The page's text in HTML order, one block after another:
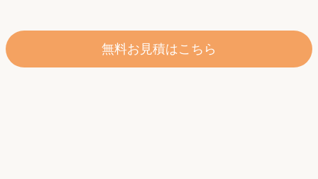
無料お見積はこちら